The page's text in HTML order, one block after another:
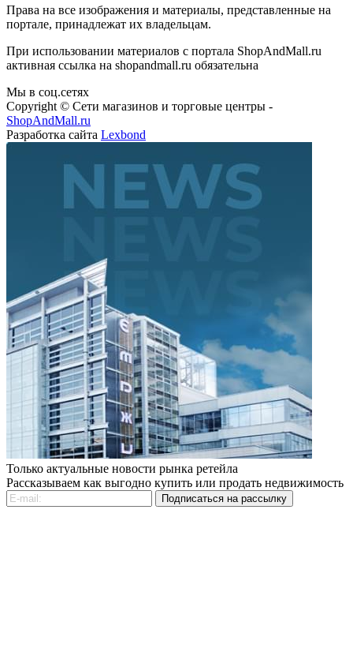
Права на все изображения и материалы, представленные на
портале, принадлежат их владельцам.
При использовании материалов с портала ShopAndMall.ru
активная ссылка на shopandmall.ru обязательна
Мы в соц.сетях
Copyright © Сети магазинов и торговые центры -
ShopAndMall.ru
Разработка сайта Lexbond
Только актуальные новости рынка ретейла
Рассказываем как выгодно купить или продать недвижимость